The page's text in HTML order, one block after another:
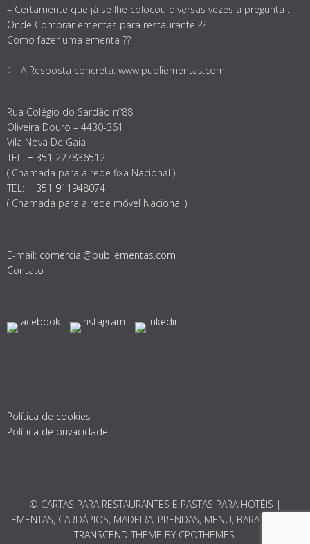
– Certamente que já se lhe colocou diversas vezes a pregunta :
Onde Comprar ementas para restaurante ??
Como fazer uma ementa ??
A Resposta concreta: www.publiementas.com
Rua Colégio do Sardão nº88
Oliveira Douro – 4430-361
Vila Nova De Gaia
TEL: + 351 227836512
( Chamada para a rede fixa Nacional )
TEL: + 351 911948074
( Chamada para a rede móvel Nacional )
E-mail: comercial@publiementas.com
Contato
Política de cookies
Política de privacidade
© CARTAS PARA RESTAURANTES E PASTAS PARA HOTÉIS |
EMENTAS, CARDÁPIOS, MADEIRA, PRENDAS, MENU, BARATO 2026.
TRANSCEND THEME BY CPOTHEMES.